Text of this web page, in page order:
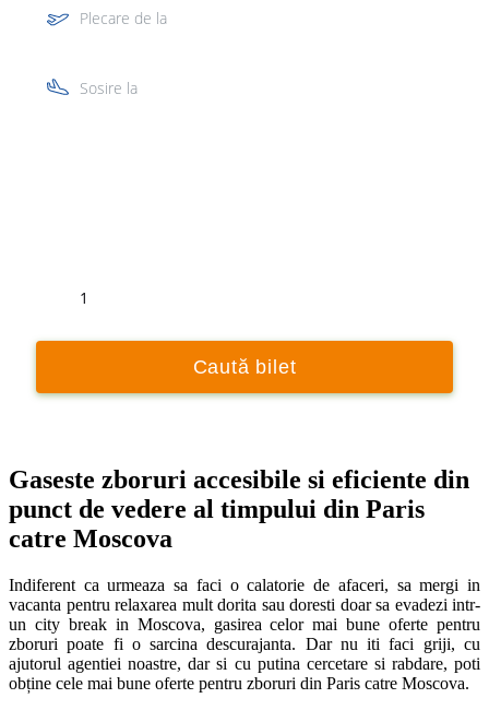
Plecare de la
Sosire la
1
Caută bilet
Gaseste zboruri accesibile si eficiente din
punct de vedere al timpului din Paris
catre Moscova
Indiferent ca urmeaza sa faci o calatorie de afaceri, sa mergi in
vacanta pentru relaxarea mult dorita sau doresti doar sa evadezi intr-
un city break in Moscova, gasirea celor mai bune oferte pentru
zboruri poate fi o sarcina descurajanta. Dar nu iti faci griji, cu
ajutorul agentiei noastre, dar si cu putina cercetare si rabdare, poti
obține cele mai bune oferte pentru zboruri din Paris catre Moscova.